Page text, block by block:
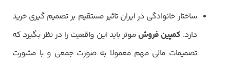
ساختار خانوادگی در ایران تاثیر مستقیم بر تصمیم گیری خرید
دارد. کمپین فروش موثر باید این واقعیت را در نظر بگیرد که
تصمیمات مالی مهم معمولا به صورت جمعی و با مشورت